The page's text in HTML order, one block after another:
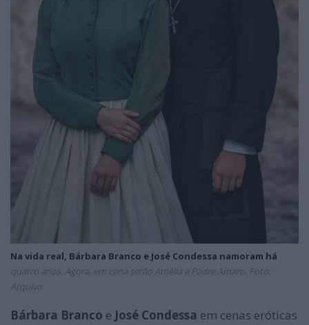
Na vida real, Bárbara Branco e José Condessa namoram há
quatro anos. Agora, em cena serão Amélia e Padre Amaro. Foto:
Arquivo
Bárbara Branco e José Condessa em cenas eróticas